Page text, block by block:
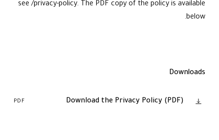
see /privacy-policy. The PDF copy of the policy is available
below.
Downloads
Download the Privacy Policy (PDF)
PDF